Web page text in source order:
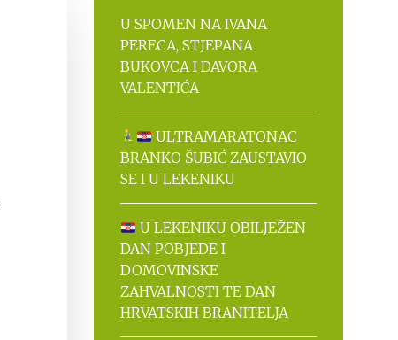
U SPOMEN NA IVANA
PERECA, STJEPANA
BUKOVCA I DAVORA
VALENTIĆA
ULTRAMARATONAC
BRANKO ŠUBIĆ ZAUSTAVIO
SE I U LEKENIKU
U LEKENIKU OBILJEŽEN
DAN POBJEDE I
DOMOVINSKE
ZAHVALNOSTI TE DAN
HRVATSKIH BRANITELJA